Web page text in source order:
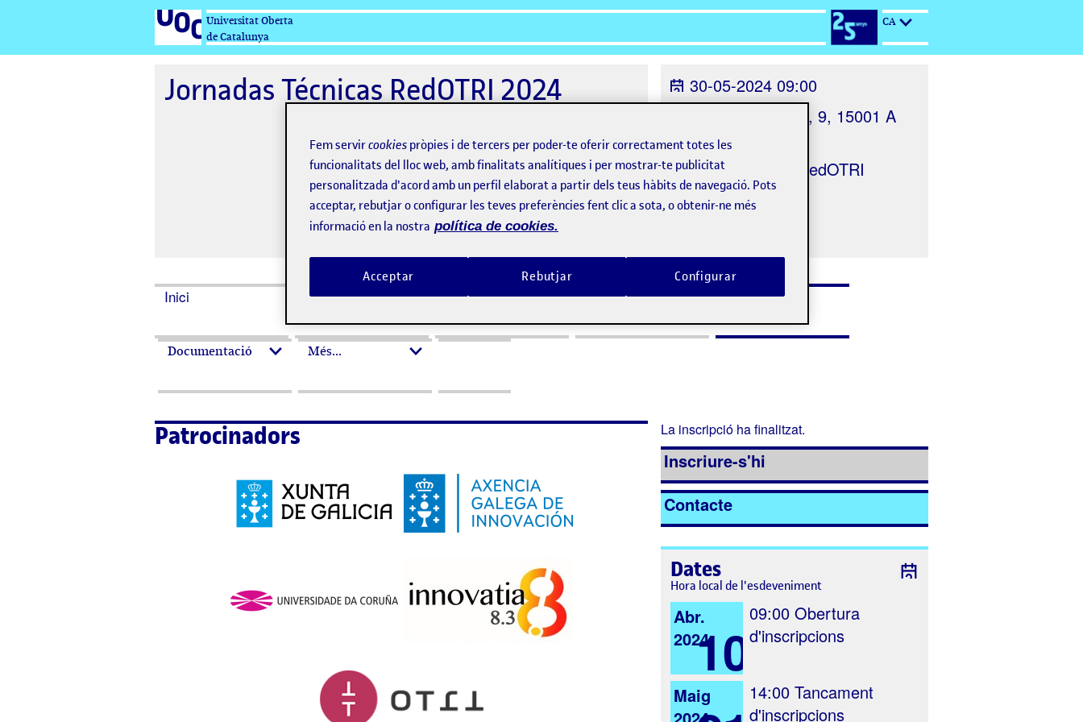
Universitat Oberta
de Catalunya
CA
Jornadas Técnicas RedOTRI 2024
30-05-2024 09:00
Rúa Maestranza, 9, 15001 A
Coruña
Organitzat per
RedOTRI
Inici Dates Programa Assistents Patrocinadors
Documentació Més...
Patrocinadors La inscripció ha finalitzat.
Inscriure-s'hi
Contacte
Dates
Hora local de l'esdeveniment
Abr.
202410
09:00 Obertura
d'inscripcions
Maig
14:00 Tancament
d'inscripcions
Fem servircookies pròpies i de tercers per poder-te oferir correctament totes les
funcionalitats del lloc web, amb finalitats analítiques i per mostrar-te publicitat
personalitzada d'acord amb un perfil elaborat a partir dels teus hàbits de navegació. Pots
acceptar, rebutjar o configurar les teves preferències fent clic a sota, o obtenir-ne més
informació en la nostra política de cookies.
Rebutjar
Acceptar Configurar